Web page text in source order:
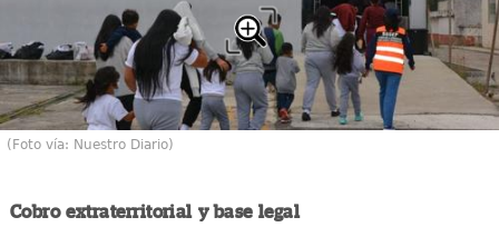
(Foto vía: Nuestro Diario)
Cobro extraterritorial y base legal